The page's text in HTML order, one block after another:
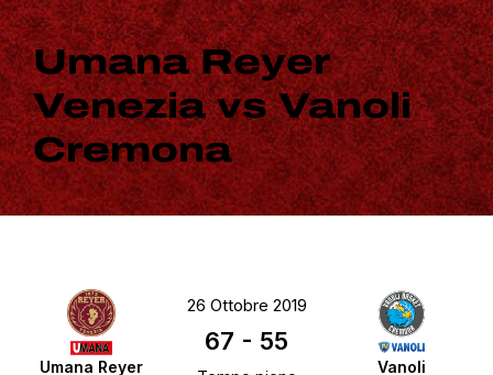
Umana Reyer
Venezia vs Vanoli
Cremona
Umana Reyer
Vanoli
26 Ottobre 2019
67 - 55